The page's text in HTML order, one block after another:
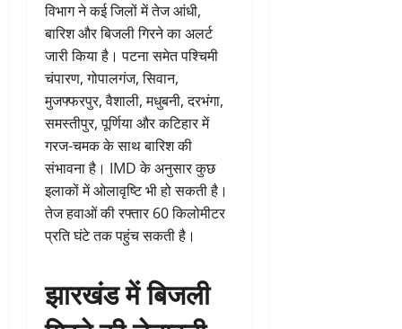
विभाग ने कई जिलों में तेज आंधी,
बारिश और बिजली गिरने का अलर्ट
जारी किया है। पटना समेत पश्चिमी
चंपारण, गोपालगंज, सिवान,
मुजफ्फरपुर, वैशाली, मधुबनी, दरभंगा,
समस्तीपुर, पूर्णिया और कटिहार में
गरज-चमक के साथ बारिश की
संभावना है। IMD के अनुसार कुछ
इलाकों में ओलावृष्टि भी हो सकती है।
तेज हवाओं की रफ्तार 60 किलोमीटर
प्रति घंटे तक पहुंच सकती है।
झारखंड में बिजली